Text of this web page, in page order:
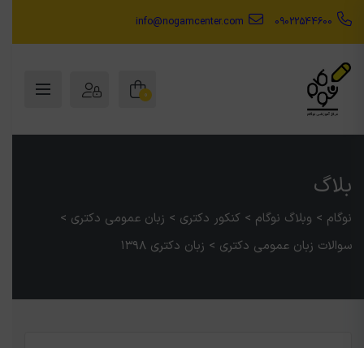
09022544600
info@nogamcenter.com
0
بلاگ
نوگام > وبلاگ نوگام > کنکور دکتری > زبان عمومی دکتری >
سوالات زبان عمومی دکتری > زبان دکتری ۱۳۹۸